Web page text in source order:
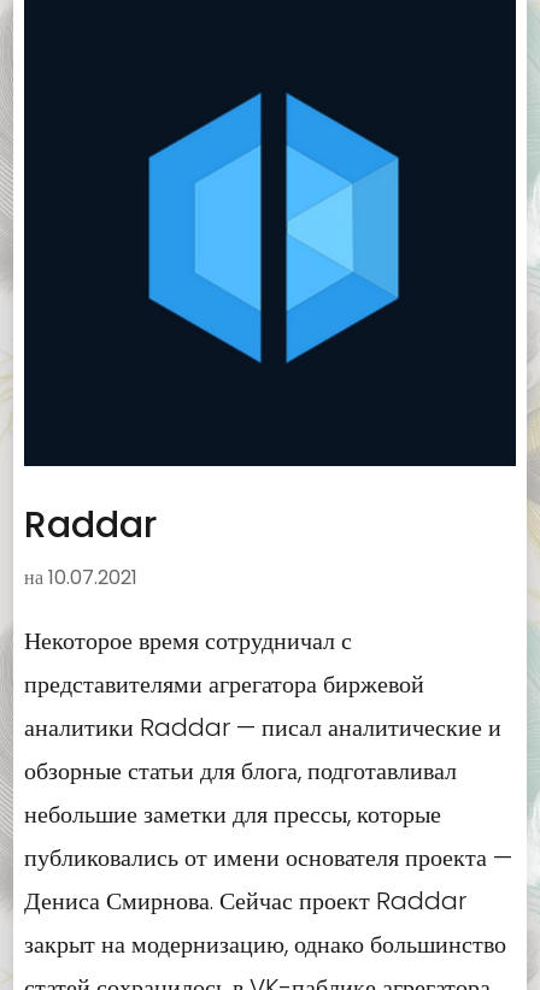
Raddar
на10.07.2021
Некоторое время сотрудничал с
представителями агрегатора биржевой
аналитики Raddar — писал аналитические и
обзорные статьи для блога, подготавливал
небольшие заметки для прессы, которые
публиковались от имени основателя проекта —
Дениса Смирнова. Сейчас проект Raddar
закрыт на модернизацию, однако большинство